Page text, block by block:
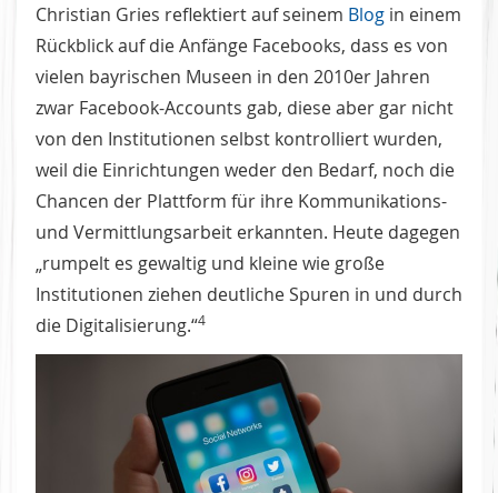
Christian Gries reflektiert auf seinem Blog in einem
Rückblick auf die Anfänge Facebooks, dass es von
vielen bayrischen Museen in den 2010er Jahren
zwar Facebook-Accounts gab, diese aber gar nicht
von den Institutionen selbst kontrolliert wurden,
weil die Einrichtungen weder den Bedarf, noch die
Chancen der Plattform für ihre Kommunikations-
und Vermittlungsarbeit erkannten. Heute dagegen
„rumpelt es gewaltig und kleine wie große
Institutionen ziehen deutliche Spuren in und durch
die Digitalisierung.“4